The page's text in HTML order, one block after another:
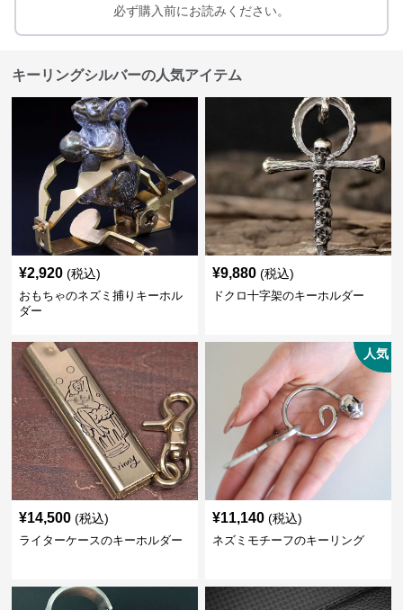
必ず購入前にお読みください。
キーリングシルバーの人気アイテム
¥2,920 (税込)
おもちゃのネズミ捕りキーホル
ダー
¥9,880 (税込)
ドクロ十字架のキーホルダー
¥14,500 (税込)
ライターケースのキーホルダー
人気
¥11,140 (税込)
ネズミモチーフのキーリング